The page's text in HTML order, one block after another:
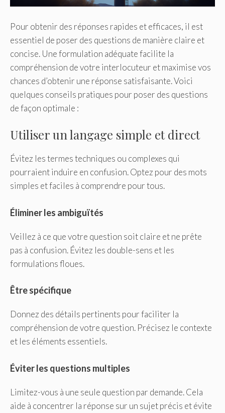
Pour obtenir des réponses rapides et efficaces, il est
essentiel de poser des questions de manière claire et
concise. Une formulation adéquate facilite la
compréhension de votre interlocuteur et maximise vos
chances d’obtenir une réponse satisfaisante. Voici
quelques conseils pratiques pour poser des questions
de façon optimale :
Utiliser un langage simple et direct
Évitez les termes techniques ou complexes qui
pourraient induire en confusion. Optez pour des mots
simples et faciles à comprendre pour tous.
Éliminer les ambiguïtés
Veillez à ce que votre question soit claire et ne prête
pas à confusion. Évitez les double-sens et les
formulations floues.
Être spécifique
Donnez des détails pertinents pour faciliter la
compréhension de votre question. Précisez le contexte
et les éléments essentiels.
Éviter les questions multiples
Limitez-vous à une seule question par demande. Cela
aide à concentrer la réponse sur un sujet précis et évite